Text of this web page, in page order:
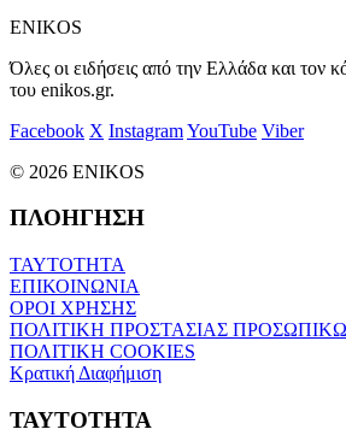
ENIKOS
Όλες οι ειδήσεις από την Ελλάδα και τον
του enikos.gr.
Facebook X InstagramYouTube Viber
© 2026 ENIKOS
ΠΛΟΗΓΗΣΗ
ΤΑΥΤΟΤΗΤΑ
ΕΠΙΚΟΙΝΩΝΙΑ
ΟΡΟΙ ΧΡΗΣΗΣ
ΠΟΛΙΤΙΚΗ ΠΡΟΣΤΑΣΙΑΣ
ΠΟΛΙΤΙΚΗ COOKIES
Κρατική Διαφήμιση
ΤΑΥΤΟΤΗΤΑ